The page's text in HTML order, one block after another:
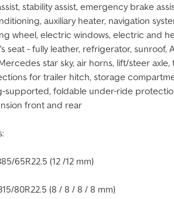
stability assist, emergency brake
auxiliary heater, navigation
wheel, electric windows, electric and
seat - fully leather, refrigerator, sunroof,
star sky, air horns, lift/steer
for trailer hitch, storage
supported, foldable under-ride
front and rear
65R22.5 (12 /12 mm)
80R22.5 (8 / 8 / 8 / 8 mm)